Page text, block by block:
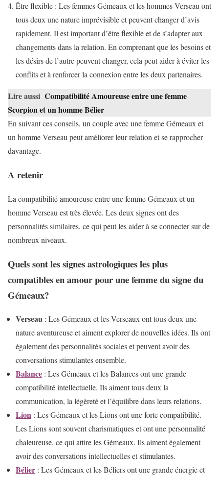
Être flexible : Les femmes Gémeaux et les hommes Verseau ont
tous deux une nature imprévisible et peuvent changer d’avis
rapidement. Il est important d’être flexible et de s’adapter aux
changements dans la relation. En comprenant que les besoins et
les désirs de l’autre peuvent changer, cela peut aider à éviter les
conflits et à renforcer la connexion entre les deux partenaires.
Lire aussi Compatibilité Amoureuse entre une femme
Scorpion et un homme Bélier
En suivant ces conseils, un couple avec une femme Gémeaux et
un homme Verseau peut améliorer leur relation et se rapprocher
davantage.
A retenir
La compatibilité amoureuse entre une femme Gémeaux et un
homme Verseau est très élevée. Les deux signes ont des
personnalités similaires, ce qui peut les aider à se connecter sur de
nombreux niveaux.
Quels sont les signes astrologiques les plus
compatibles en amour pour une femme du signe du
Gémeaux?
Verseau : Les Gémeaux et les Verseaux ont tous deux une
nature aventureuse et aiment explorer de nouvelles idées. Ils ont
également des personnalités sociales et peuvent avoir des
conversations stimulantes ensemble.
Balance : Les Gémeaux et les Balances ont une grande
compatibilité intellectuelle. Ils aiment tous deux la
communication, la légèreté et l’équilibre dans leurs relations.
Lion : Les Gémeaux et les Lions ont une forte compatibilité.
Les Lions sont souvent charismatiques et ont une personnalité
chaleureuse, ce qui attire les Gémeaux. Ils aiment également
avoir des conversations intellectuelles et stimulantes.
Bélier : Les Gémeaux et les Béliers ont une grande énergie et